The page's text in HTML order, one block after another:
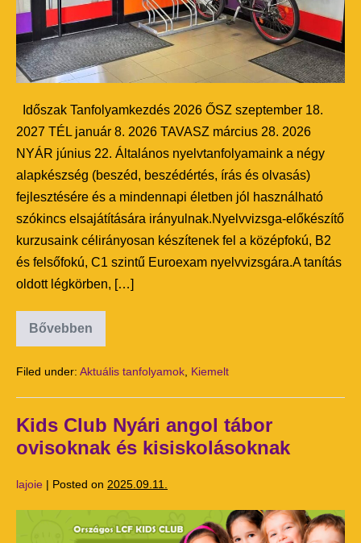
Időszak Tanfolyamkezdés 2026 ŐSZ szeptember 18.
2027 TÉL január 8. 2026 TAVASZ március 28. 2026
NYÁR június 22. Általános nyelvtanfolyamaink a négy
alapkészség (beszéd, beszédértés, írás és olvasás)
fejlesztésére és a mindennapi életben jól használható
szókincs elsajátítására irányulnak.Nyelvvizsga-előkészítő
kurzusaink célirányosan készítenek fel a középfokú, B2
és felsőfokú, C1 szintű Euroexam nyelvvizsgára.A tanítás
oldott légkörben, […]
Bővebben
Filed under: Aktuális tanfolyamok, Kiemelt
Kids Club Nyári angol tábor
ovisoknak és kisiskolásoknak
lajoie | Posted on 2025.09.11.